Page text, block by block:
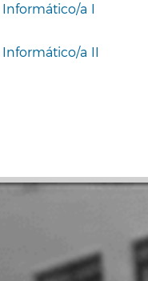
Informático/a I
Informático/a II